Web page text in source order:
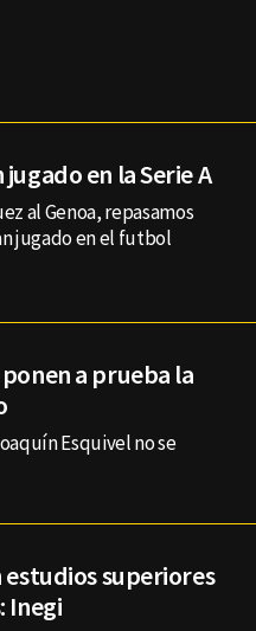
en la Serie A
al Genoa, repasamos
jugado en el futbol
a prueba la
Esquivel no se
estudios superiores
Inegi